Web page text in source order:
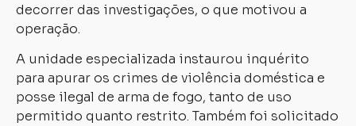
decorrer das investigações, o que motivou a
operação.
A unidade especializada instaurou inquérito
para apurar os crimes de violência doméstica e
posse ilegal de arma de fogo, tanto de uso
permitido quanto restrito. Também foi solicitado